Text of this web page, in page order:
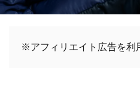
※アフィリエイト広告を利